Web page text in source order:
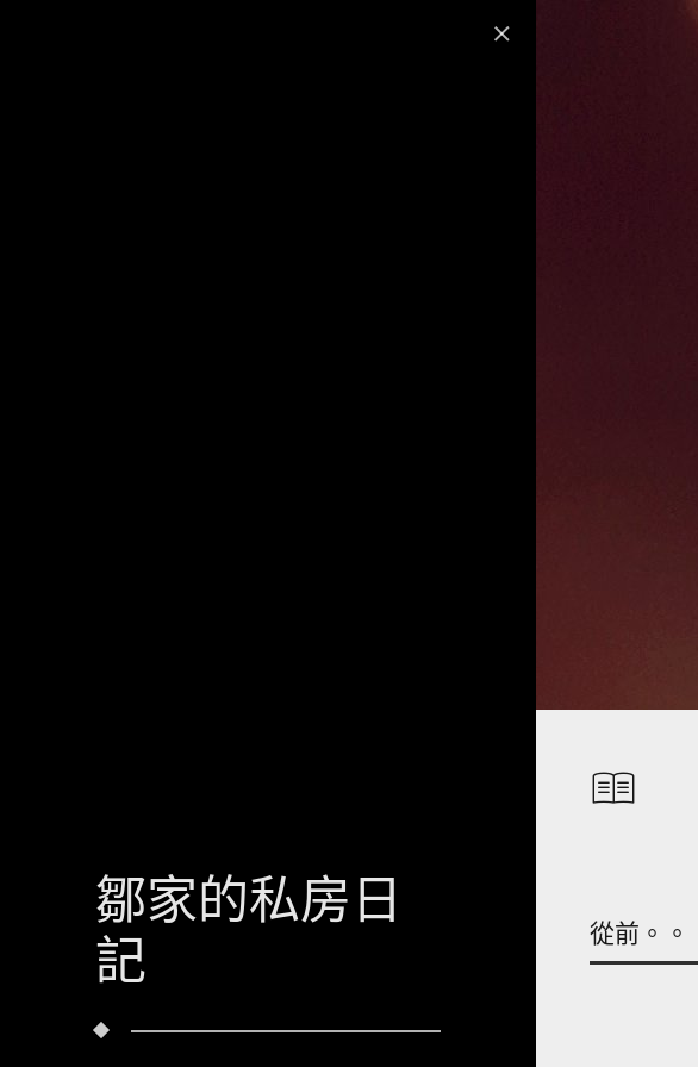
鄒家的私房日
記
從前。。